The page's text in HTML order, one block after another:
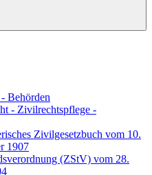
Behörden
- Zivilrechtspflege -
Zivilgesetzbuch vom 10.
1907
(ZStV) vom 28.